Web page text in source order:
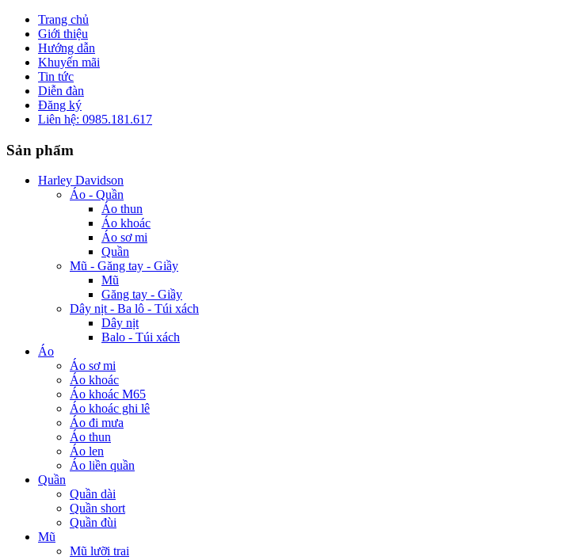
Trang chủ
Giới thiệu
Hướng dẫn
Khuyến mãi
Tin tức
Diễn đàn
Đăng ký
Liên hệ: 0985.181.617
Sản phẩm
Harley Davidson
Áo - Quần
Áo thun
Áo khoác
Áo sơ mi
Quần
Mũ - Găng tay - Giầy
Mũ
Găng tay - Giầy
Dây nịt - Ba lô - Túi xách
Dây nịt
Balo - Túi xách
Áo
Áo sơ mi
Áo khoác
Áo khoác M65
Áo khoác ghi lê
Áo đi mưa
Áo thun
Áo len
Áo liền quần
Quần
Quần dài
Quần short
Quần đùi
Mũ
Mũ lưỡi trai